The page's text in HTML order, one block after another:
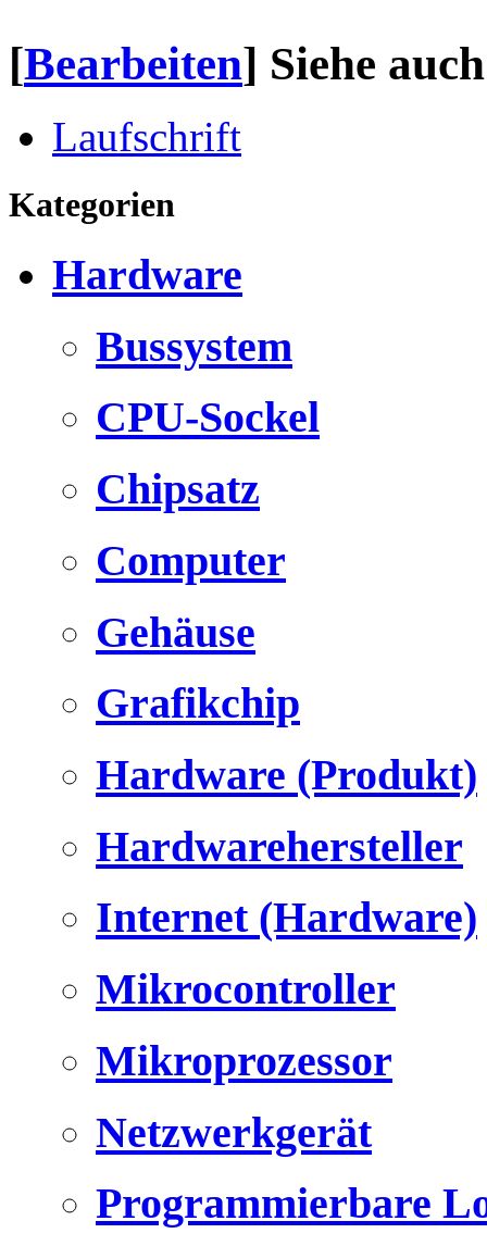
[Bearbeiten] Siehe auch
Laufschrift
Kategorien
Hardware
Bussystem
CPU-Sockel
Chipsatz
Computer
Gehäuse
Grafikchip
Hardware (Produkt)
Hardwarehersteller
Internet (Hardware)
Mikrocontroller
Mikroprozessor
Netzwerkgerät
Programmierbare